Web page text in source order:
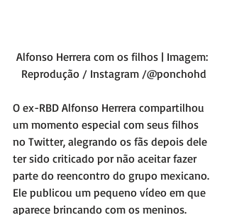
Alfonso Herrera com os filhos | Imagem:
Reprodução / Instagram /@ponchohd
O ex-RBD Alfonso Herrera compartilhou
um momento especial com seus filhos
no Twitter, alegrando os fãs depois dele
ter sido criticado por não aceitar fazer
parte do reencontro do grupo mexicano.
Ele publicou um pequeno vídeo em que
aparece brincando com os meninos.